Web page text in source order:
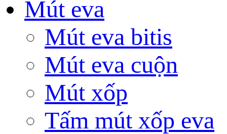
Mút eva
Mút eva bitis
Mút eva cuộn
Mút xốp
Tấm mút xốp eva